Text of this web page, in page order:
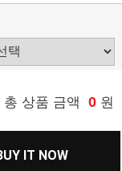
총 상품 금액 0 원
IT NOW